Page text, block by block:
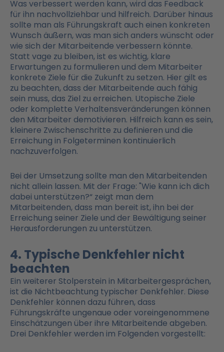
Was verbessert werden kann, wird das Feedback
für ihn nachvollziehbar und hilfreich. Darüber hinaus
sollte man als Führungskraft auch einen konkreten
Wunsch äußern, was man sich anders wünscht oder
wie sich der Mitarbeitende verbessern könnte.
Statt vage zu bleiben, ist es wichtig, klare
Erwartungen zu formulieren und dem Mitarbeiter
konkrete Ziele für die Zukunft zu setzen. Hier gilt es
zu beachten, dass der Mitarbeitende auch fähig
sein muss, das Ziel zu erreichen. Utopische Ziele
oder komplette Verhaltensveränderungen können
den Mitarbeiter demotivieren. Hilfreich kann es sein,
kleinere Zwischenschritte zu definieren und die
Erreichung in Folgeterminen kontinuierlich
nachzuverfolgen.
Bei der Umsetzung sollte man den Mitarbeitenden
nicht allein lassen. Mit der Frage: "Wie kann ich dich
dabei unterstützen?“ zeigt man dem
Mitarbeitenden, dass man bereit ist, ihn bei der
Erreichung seiner Ziele und der Bewältigung seiner
Herausforderungen zu unterstützen.
4. Typische Denkfehler nicht
beachten
Ein weiterer Stolperstein in Mitarbeitergesprächen,
ist die Nichtbeachtung typischer Denkfehler. Diese
Denkfehler können dazu führen, dass
Führungskräfte ungenaue oder voreingenommene
Einschätzungen über ihre Mitarbeitende abgeben.
Drei Denkfehler werden im Folgenden vorgestellt: